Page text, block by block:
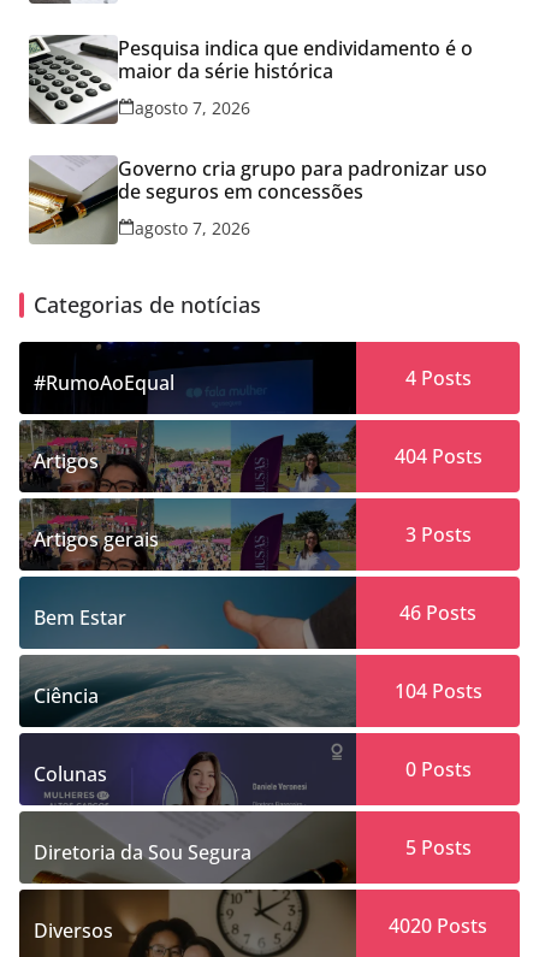
Pesquisa indica que endividamento é o
maior da série histórica
agosto 7, 2026
Governo cria grupo para padronizar uso
de seguros em concessões
agosto 7, 2026
Categorias de notícias
#RumoAoEqual 4Posts
Artigos 404Posts
Artigos gerais 3Posts
Bem Estar 46 Posts
Ciência 104Posts
Colunas 0Posts
Diretoria da Sou Segura 5Posts
Diversos 4020 Posts